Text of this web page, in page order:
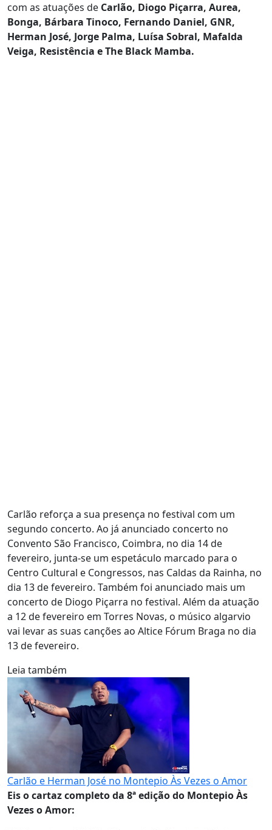
com as atuações de Carlão, Diogo Piçarra, Aurea,
Bonga, Bárbara Tinoco, Fernando Daniel, GNR,
Herman José, Jorge Palma, Luísa Sobral, Mafalda
Veiga, Resistência e The Black Mamba.
Carlão reforça a sua presença no festival com um
segundo concerto. Ao já anunciado concerto no
Convento São Francisco, Coimbra, no dia 14 de
fevereiro, junta-se um espetáculo marcado para o
Centro Cultural e Congressos, nas Caldas da Rainha, no
dia 13 de fevereiro. Também foi anunciado mais um
concerto de Diogo Piçarra no festival. Além da atuação
a 12 de fevereiro em Torres Novas, o músico algarvio
vai levar as suas canções ao Altice Fórum Braga no dia
13 de fevereiro.
Leia também
Carlão e Herman José no Montepio Às Vezes o Amor
Eis o cartaz completo da 8ª edição do Montepio Às
Vezes o Amor: